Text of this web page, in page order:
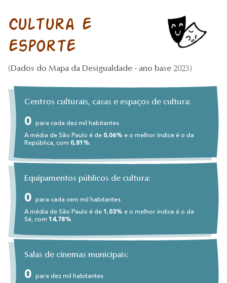
Cultura e
esporte
(Dados do Mapa da Desigualdade - ano base 2023)
Centros culturais, casas e espaços de cultura:
0
para cada dez mil habitantes
A média de São Paulo é de 0,06% e o melhor índice é o da
República, com 0,81%.
Equipamentos públicos de cultura:
0
para cada cem mil habitantes
A média de São Paulo é de 1,03% e o melhor índice é o da
Sé, com 14,78%.
Salas de cinemas municipais:
0
para dez mil habitantes